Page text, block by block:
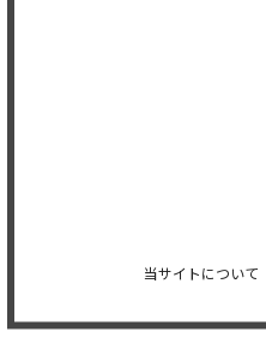
当サイトについて